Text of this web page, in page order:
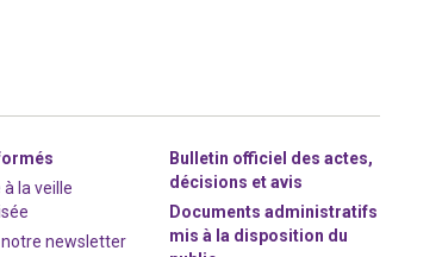
la veille
notre newsletter
Bulletin officiel des actes,
décisions et avis
Documents administratifs
mis à la disposition du